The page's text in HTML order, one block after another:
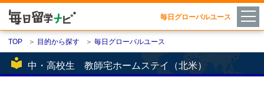
毎日グローバルユース
TOP ＞ 目的から探す ＞ 毎日グローバルユース
local_library 中・高校生 教師宅ホームステイ（北米）